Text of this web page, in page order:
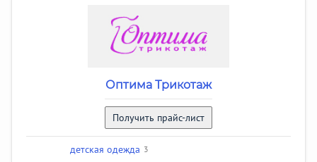
Оптима Трикотаж
Получить прайс-лист
детская одежда 3